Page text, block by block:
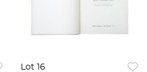
Lot 16